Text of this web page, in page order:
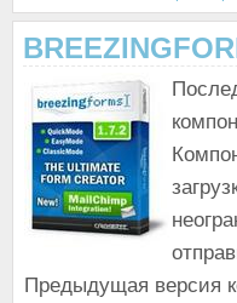
Предыдущая версия